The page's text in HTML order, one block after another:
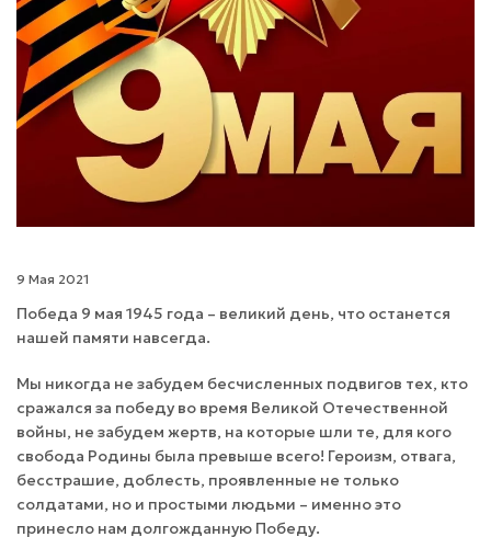
9 Мая 2021
Победа 9 мая 1945 года – великий день, что останется
нашей памяти навсегда.
Мы никогда не забудем бесчисленных подвигов тех, кто
сражался за победу во время Великой Отечественной
войны, не забудем жертв, на которые шли те, для кого
свобода Родины была превыше всего! Героизм, отвага,
бесстрашие, доблесть, проявленные не только
солдатами, но и простыми людьми – именно это
принесло нам долгожданную Победу.